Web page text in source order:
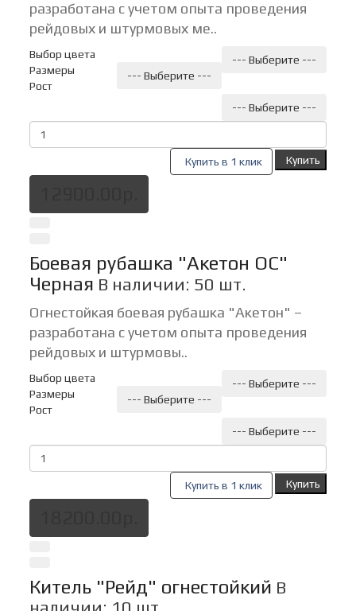
разработана с учетом опыта проведения
рейдовых и штурмовых ме..
Выбор цвета
--- Выберите ---
Размеры
--- Выберите ---
Рост
--- Выберите ---
Купить в 1 клик Купить
Боевая рубашка "Акетон ОС"
Черная В наличии: 50 шт.
Огнестойкая боевая рубашка "Акетон" –
разработана с учетом опыта проведения
рейдовых и штурмовы..
Выбор цвета
--- Выберите ---
Размеры
--- Выберите ---
Рост
--- Выберите ---
Купить в 1 клик Купить
Китель "Рейд" огнестойкий В